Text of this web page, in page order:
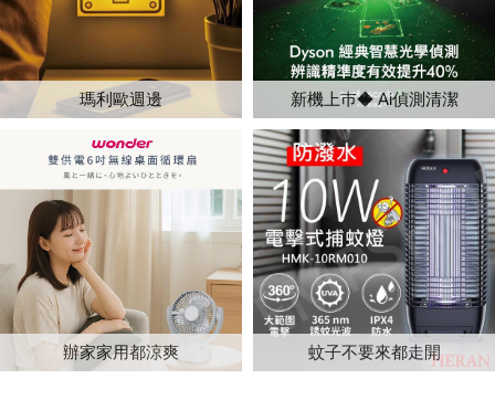
瑪利歐週邊 新機上巿◆ Ai偵測清潔
辦家家用都涼爽 蚊子不要來都走開